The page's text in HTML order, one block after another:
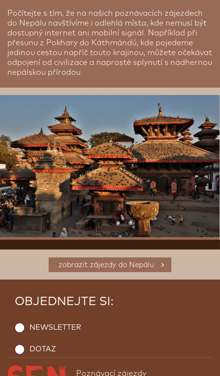
Počítejte s tím, že na našich poznávacích zájezdech
do Nepálu navštívíme i odlehlá místa, kde nemusí být
dostupný internet ani mobilní signál. Například při
přesunu z Pokhary do Káthmándú, kde pojedeme
jedinou cestou napříč touto krajinou, můžete očekávat
odpojení od civilizace a naprosté splynutí s nádhernou
nepálskou přírodou.
zobrazit zájezdy do Nepálu
OBJEDNEJTE SI:
NEWSLETTER
DOTAZ
Poznávací zájezdy